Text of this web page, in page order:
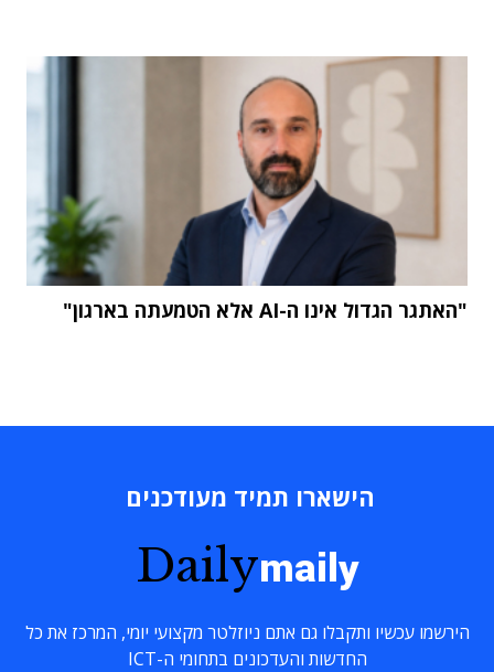
"האתגר הגדול אינו ה-AI אלא הטמעתה בארגון"
הישארו תמיד מעודכנים
Dailymaily
הירשמו עכשיו ותקבלו גם אתם ניוזלטר מקצועי יומי, המרכז את כל
החדשות והעדכונים בתחומי ה-ICT